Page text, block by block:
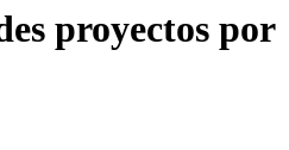
proyectos por